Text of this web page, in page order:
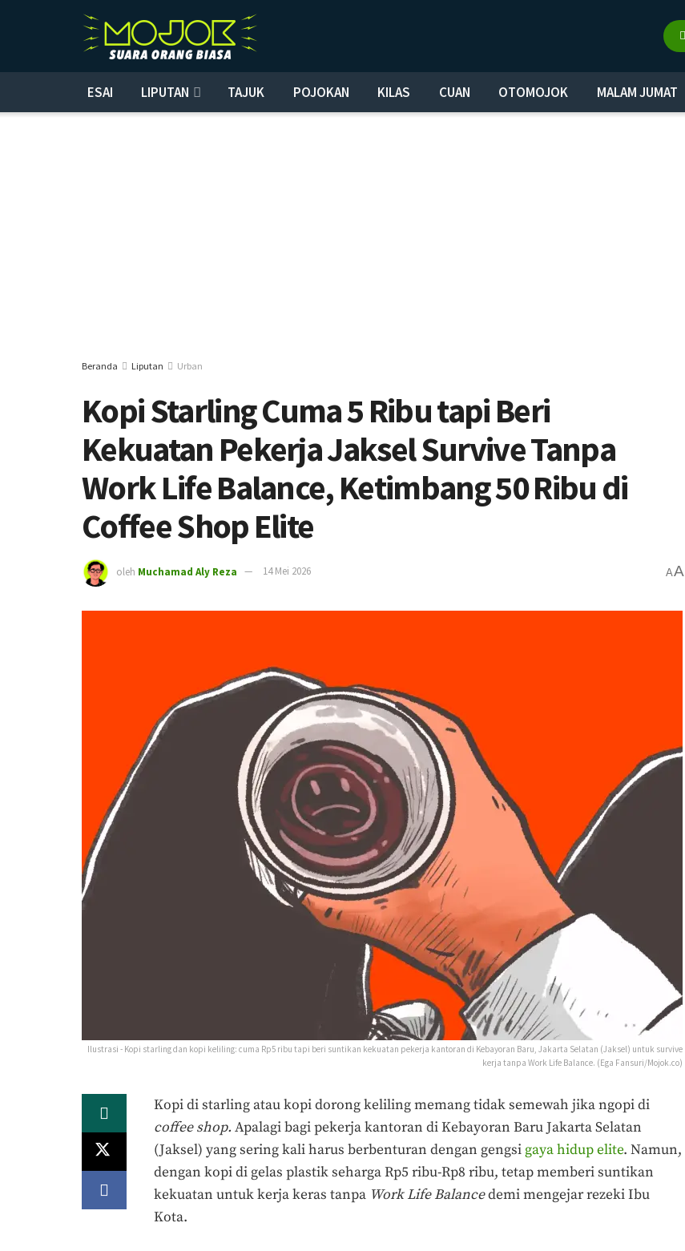
ESAI LIPUTAN TAJUK POJOKAN KILAS CUAN OTOMOJOK MALAM JUMAT
Beranda Liputan Urban
Kopi Starling Cuma 5 Ribu tapi Beri
Kekuatan Pekerja Jaksel Survive Tanpa
Work Life Balance, Ketimbang 50 Ribu di
Coffee Shop Elite
oleh Muchamad Aly Reza 14 Mei 2026 AA
Ilustrasi - Kopi starling dan kopi keliling: cuma Rp5 ribu tapi beri suntikan kekuatan pekerja kantoran di Kebayoran Baru, Jakarta Selatan (Jaksel) untuk survive
kerja tanpa Work Life Balance. (Ega Fansuri/Mojok.co)
Kopi di starling atau kopi dorong keliling memang tidak semewah jika ngopi di
coffee shop.Apalagi bagi pekerja kantoran di Kebayoran Baru Jakarta Selatan
(Jaksel) yang sering kali harus berbenturan dengan gengsi gaya hidup elite. Namun,
dengan kopi di gelas plastik seharga Rp5 ribu-Rp8 ribu, tetap memberi suntikan
kekuatan untuk kerja keras tanpa Work Life Balancedemi mengejar rezeki Ibu
Kota.